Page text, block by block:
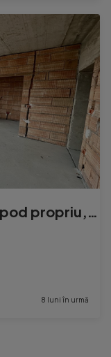
Apartament cu 2 camere, pod propriu, zona Planetelor din ...
8 luni în urmă